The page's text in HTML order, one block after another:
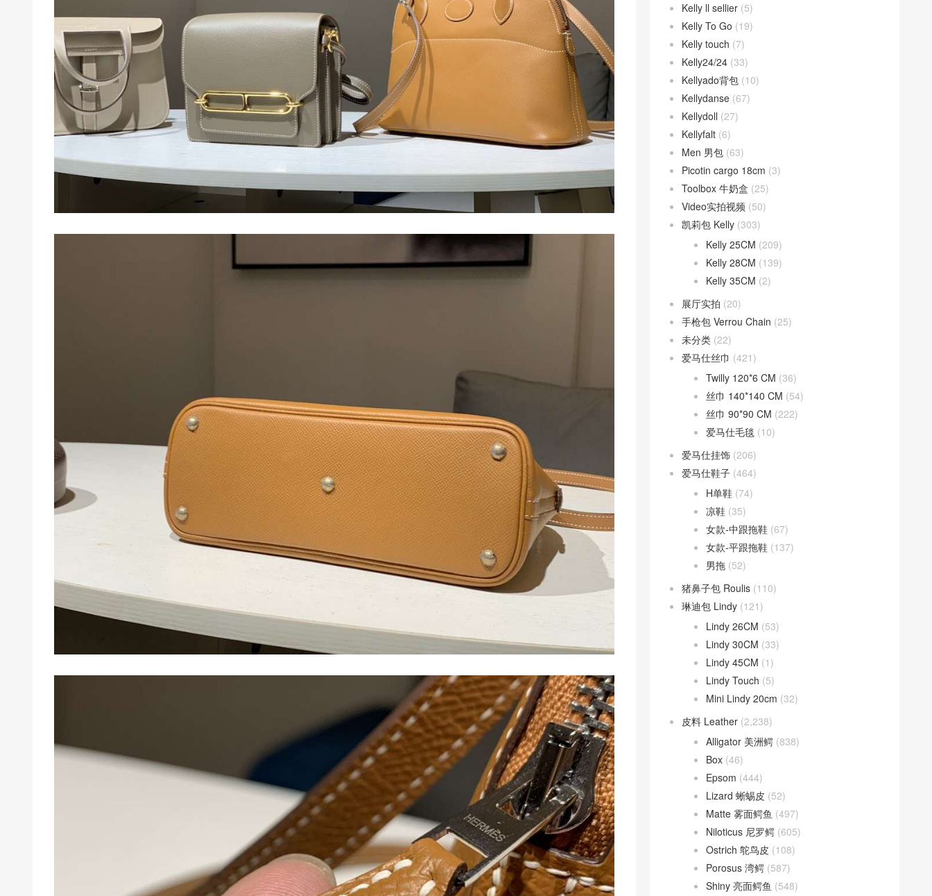
Kelly ll sellier (5)
Kelly To Go (19)
Kelly touch (7)
Kelly24/24 (33)
Kellyado背包 (10)
Kellydanse (67)
Kellydoll (27)
Kellyfalt (6)
Men 男包 (63)
Picotin cargo 18cm (3)
Toolbox 牛奶盒 (25)
Video实拍视频 (50)
凯莉包 Kelly (303)
Kelly 25CM (209)
Kelly 28CM (139)
Kelly 35CM (2)
展厅实拍 (20)
手枪包 Verrou Chain (25)
未分类 (22)
爱马仕丝巾 (421)
Twilly 120*6 CM (36)
丝巾 140*140 CM (54)
丝巾 90*90 CM (222)
爱马仕毛毯 (10)
爱马仕挂饰 (206)
爱马仕鞋子 (464)
H单鞋 (74)
凉鞋 (35)
女款-中跟拖鞋 (67)
女款-平跟拖鞋 (137)
男拖 (52)
猪鼻子包 Roulis (110)
琳迪包 Lindy (121)
Lindy 26CM (53)
Lindy 30CM (33)
Lindy 45CM (1)
Lindy Touch (5)
Mini Lindy 20cm (32)
皮料 Leather (2,238)
Alligator 美洲鳄 (838)
Box (46)
Epsom (444)
Lizard 蜥蜴皮 (52)
Matte 雾面鳄鱼 (497)
Niloticus 尼罗鳄 (605)
Ostrich 鸵鸟皮 (108)
Porosus 湾鳄 (587)
Shiny 亮面鳄鱼 (548)